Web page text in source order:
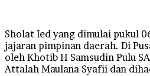
Sholat Ied yang dimulai pukul
jajaran pimpinan daerah. Di
oleh Khotib H Samsudin Pulu
Attalah Maulana Syafii dan